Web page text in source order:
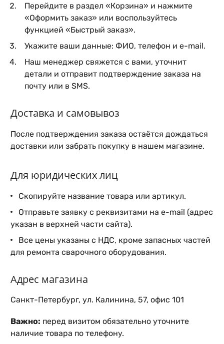
Перейдите в раздел «Корзина» и нажмите
«Оформить заказ» или воспользуйтесь
функцией «Быстрый заказ».
Укажите ваши данные: ФИО, телефон и e-mail.
Наш менеджер свяжется с вами, уточнит
детали и отправит подтверждение заказа на
почту или в SMS.
Доставка и самовывоз
После подтверждения заказа остаётся дождаться
доставки или забрать покупку в нашем магазине.
Для юридических лиц
Скопируйте название товара или артикул.
Отправьте заявку с реквизитами на e-mail (адрес
указан в верхней части сайта).
Все цены указаны с НДС, кроме запасных частей
для ремонта сварочного оборудования.
Адрес магазина
Санкт-Петербург, ул. Калинина, 57, офис 101
Важно: перед визитом обязательно уточните
наличие товара по телефону.